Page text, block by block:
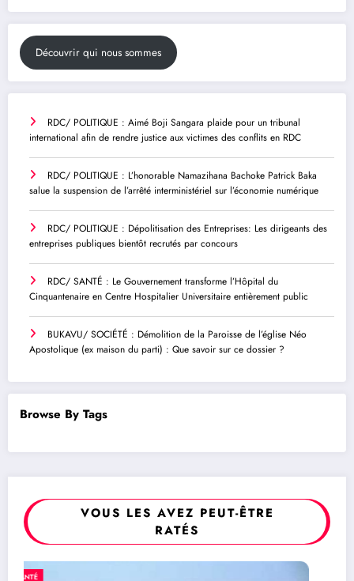
Découvrir qui nous sommes
RDC/ POLITIQUE : Aimé Boji Sangara plaide pour un tribunal
international afin de rendre justice aux victimes des conflits en RDC
RDC/ POLITIQUE : L’honorable Namazihana Bachoke Patrick Baka
salue la suspension de l’arrêté interministériel sur l’économie numérique
RDC/ POLITIQUE : Dépolitisation des Entreprises: Les dirigeants des
entreprises publiques bientôt recrutés par concours
RDC/ SANTÉ : Le Gouvernement transforme l’Hôpital du
Cinquantenaire en Centre Hospitalier Universitaire entièrement public
BUKAVU/ SOCIÉTÉ : Démolition de la Paroisse de l’église Néo
Apostolique (ex maison du parti) : Que savoir sur ce dossier ?
Browse By Tags
VOUS LES AVEZ PEUT-ÊTRE
RATÉS